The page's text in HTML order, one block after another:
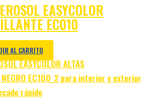
EASYCOLOR
EC010
AL CARRITO